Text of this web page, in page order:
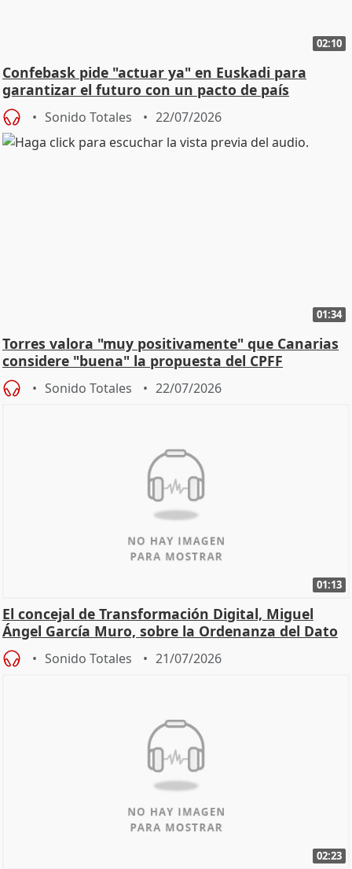
02:10
Confebask pide "actuar ya" en Euskadi para
garantizar el futuro con un pacto de país
Sonido Totales 22/07/2026
01:34
Torres valora "muy positivamente" que Canarias
considere "buena" la propuesta del CPFF
Sonido Totales 22/07/2026
01:13
El concejal de Transformación Digital, Miguel
Ángel García Muro, sobre la Ordenanza del Dato
Sonido Totales 21/07/2026
02:23